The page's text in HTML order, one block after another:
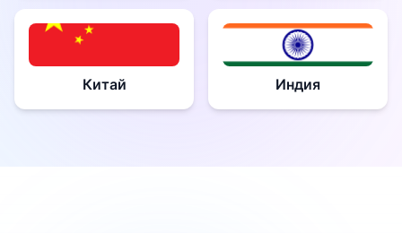
Китай Индия